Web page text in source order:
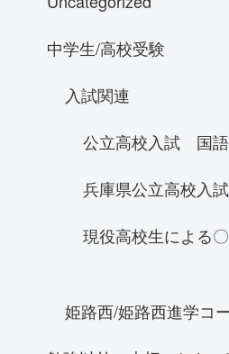
中学生/高校受験
入試関連
公立高校入試 国
兵庫県公立高校入
現役高校生による
姫路西/姫路西進学コ